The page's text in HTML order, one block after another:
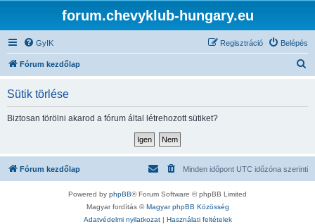
forum.chevyklub-hungary.eu
GyIK Belépés
Regisztráció
Fórum kezdőlap
s
Sütik törlése
Biztosan törölni akarod a fórum által létrehozott sütiket?
Fórum kezdőlap Minden időpont UTC időzóna szerinti
Powered by phpBB® Forum Software © phpBB Limited
Magyar fordítás ©Magyar phpBB Közösség
Adatvédelmi nyilatkozat| Használati feltételek